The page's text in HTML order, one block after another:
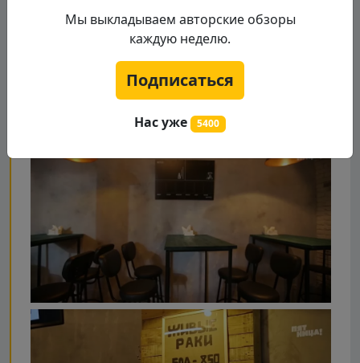
Мы выкладываем авторские обзоры
каждую неделю.
Подписаться
Нас уже 5400